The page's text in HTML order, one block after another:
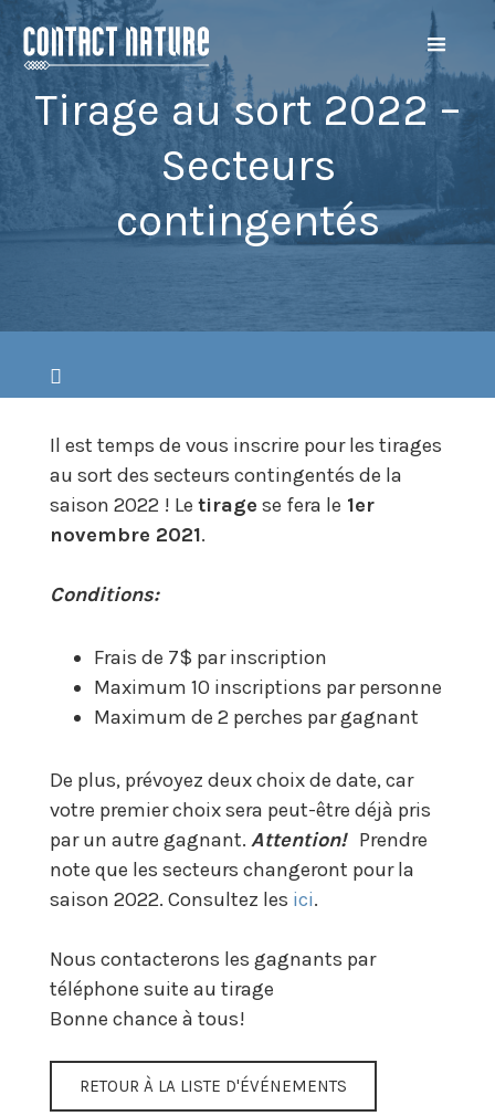
Tirage au sort 2022 –
Secteurs
contingentés
Il est temps de vous inscrire pour les tirages
au sort des secteurs contingentés de la
saison 2022 ! Le tirage se fera le 1er
novembre 2021.
Conditions:
Frais de 7$ par inscription​
Maximum 10 inscriptions par personne​
Maximum de 2 perches par gagnant​
De plus, prévoyez deux choix de date, car
votre premier choix sera peut-être déjà pris
par un autre gagnant. Attention!Prendre
note que les secteurs changeront pour la
saison 2022. Consultez les ici.
Nous contacterons les gagnants par
téléphone suite au tirage
Bonne chance à tous!
RETOUR À LA LISTE D'ÉVÉNEMENTS